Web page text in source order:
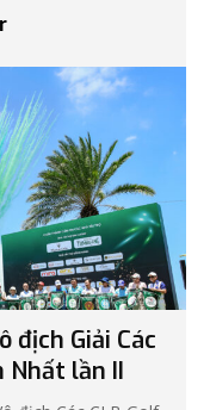
địch Giải Các
Nhất lần II